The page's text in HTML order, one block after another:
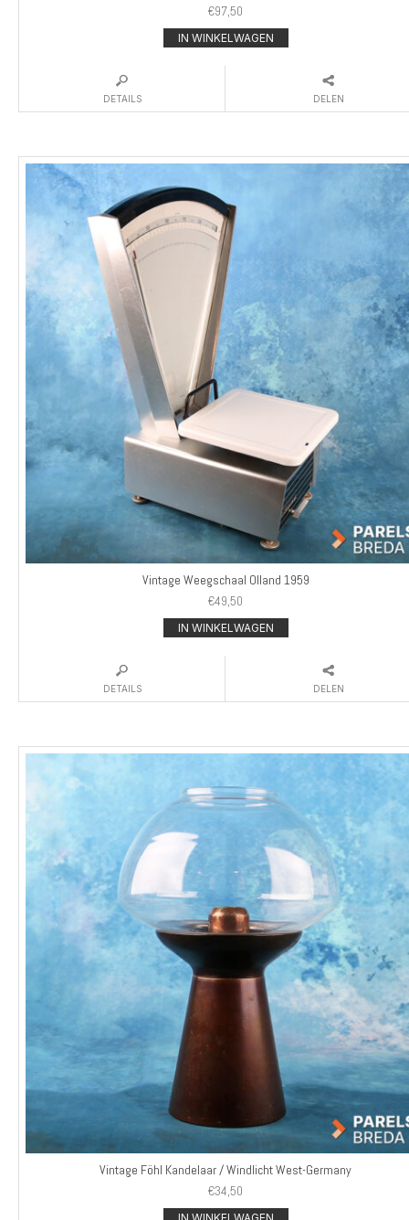
€97,50
IN WINKELWAGEN
DETAILS DELEN
Vintage Weegschaal Olland 1959
€49,50
IN WINKELWAGEN
DETAILS DELEN
Vintage Föhl Kandelaar / Windlicht West-Germany
€34,50